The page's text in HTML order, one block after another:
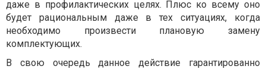
даже в профилактических целях. Плюс ко всему оно
будет рациональным даже в тех ситуациях, когда
необходимо произвести плановую замену
комплектующих.
В свою очередь данное действие гарантированно